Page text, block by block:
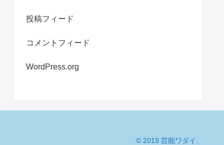
投稿フィード
コメントフィード
WordPress.org
© 2019 芸能ワダイ.